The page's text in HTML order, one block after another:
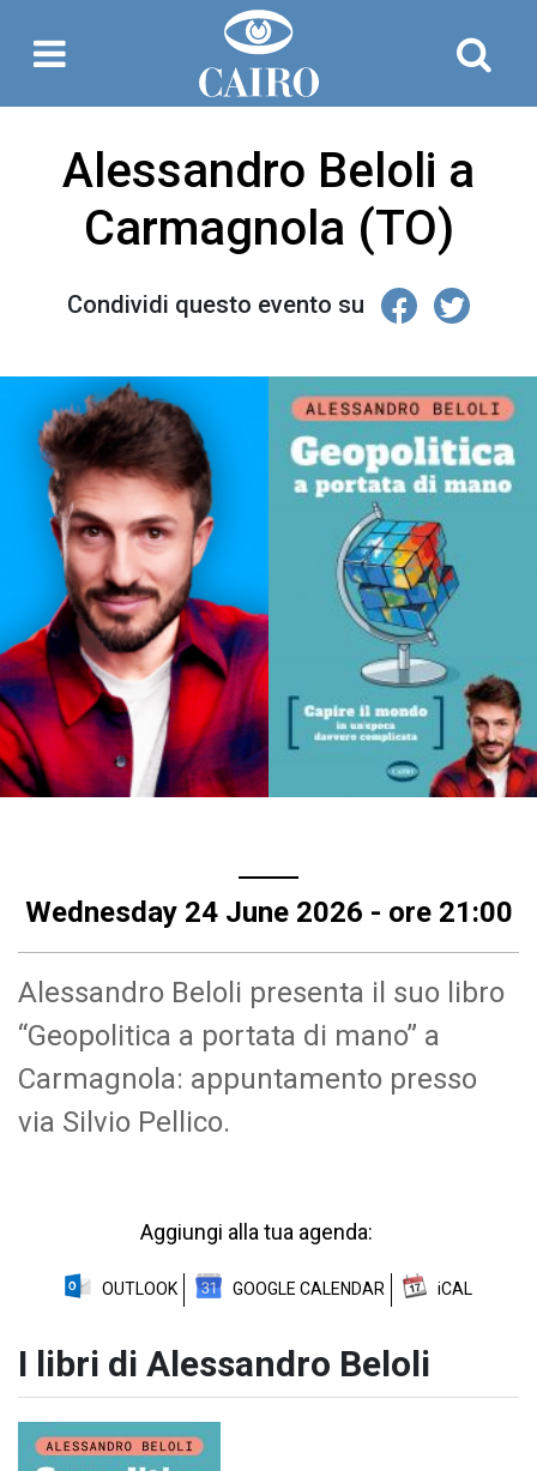
Alessandro Beloli a
Carmagnola (TO)
Condividi questo evento su
Wednesday 24 June 2026 - ore 21:00
Alessandro Beloli presenta il suo libro
“Geopolitica a portata di mano” a
Carmagnola: appuntamento presso
via Silvio Pellico.
Aggiungi alla tua agenda:
OUTLOOK GOOGLE CALENDAR iCAL
I libri di Alessandro Beloli